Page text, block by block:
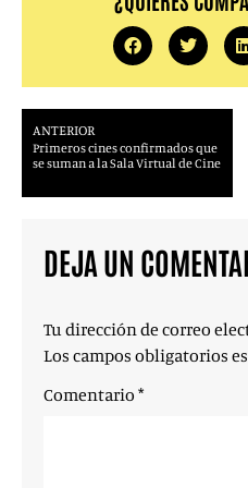
ANTERIOR
Primeros cines confirmados que
se suman a la Sala Virtual de Cine
DEJA UN
Tu dirección de correo
Los campos obligatorios
Comentario *